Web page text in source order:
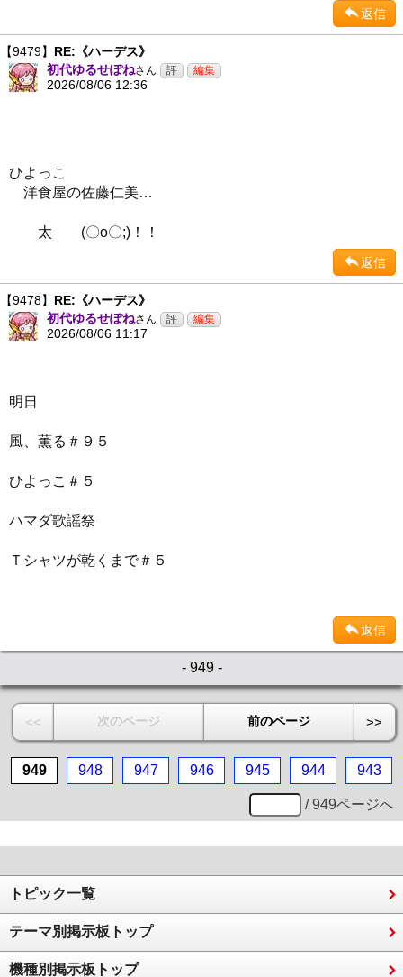
返信
【9479】 RE:《ハーデス》
初代ゆるせぽねさん
2026/08/06 12:36
ひよっこ
洋食屋の佐藤仁美…
太 (〇o〇;)！！
返信
【9478】 RE:《ハーデス》
初代ゆるせぽねさん
2026/08/06 11:17
明日
風、薫る＃９５
ひよっこ＃５
ハマダ歌謡祭
Ｔシャツが乾くまで＃５
返信
- 949 -
<< 次のページ 前のページ >>
949 948 947 946 945 944 943
/ 949ページへ
トピック一覧
テーマ別掲示板トップ
機種別掲示板トップ